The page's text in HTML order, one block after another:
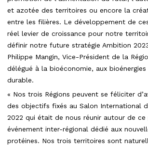
et azotée des territoires ou encore la
entre les filières. Le développement de
réel levier de croissance pour notre
définir notre future stratégie Ambition
Philippe Mangin, Vice-Président de la
délégué à la bioéconomie, aux
durable.
« Nos trois Régions peuvent se féliciter
des objectifs fixés au Salon International
2022 qui était de nous réunir autour de ce
événement inter-régional dédié aux
protéines. Nos trois territoires sont